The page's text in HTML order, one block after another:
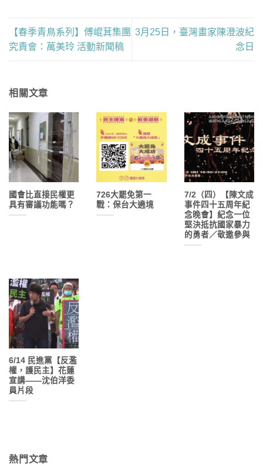
【春季青鳥系列】傅崐萁集團
究責會：萬美玲 活動新聞稿
3月25日，臺灣畫家陳澄波紀
念日
相關文章
國會比直接民權更
具有審議功能嗎？
726大罷免第一
戰：保台大遶境
7/2（四）【陳文成
事件四十五周年紀
念晚會】紀念一位
堅決抵抗國家暴力
的勇者／敬邀參與
6/14 民進黨【反濫
權，護民主】花蓮
宣講——沈伯洋委
員片段
熱門文章